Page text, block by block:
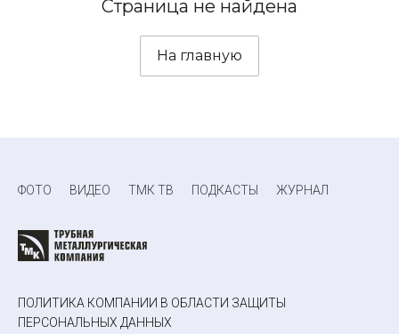
Страница не найдена
На главную
ФОТО ВИДЕО ТМК ТВ ПОДКАСТЫ ЖУРНАЛ
ПОЛИТИКА КОМПАНИИ В ОБЛАСТИ ЗАЩИТЫ
ПЕРСОНАЛЬНЫХ ДАННЫХ